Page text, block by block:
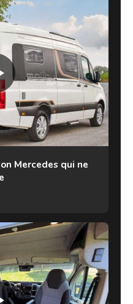
Mercedes qui ne